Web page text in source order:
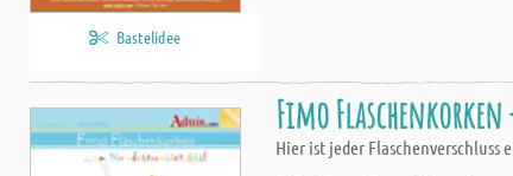
Bastelidee
Fimo
Hier ist jeder